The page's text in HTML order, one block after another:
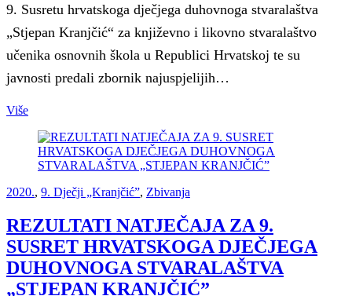
9. Susretu hrvatskoga dječjega duhovnoga stvaralaštva
„Stjepan Kranjčić“ za književno i likovno stvaralaštvo
učenika osnovnih škola u Republici Hrvatskoj te su
javnosti predali zbornik najuspjelijih…
Više
2020., 9. Dječji „Kranjčić”, Zbivanja
REZULTATI NATJEČAJA ZA 9.
SUSRET HRVATSKOGA DJEČJEGA
DUHOVNOGA STVARALAŠTVA
„STJEPAN KRANJČIĆ”